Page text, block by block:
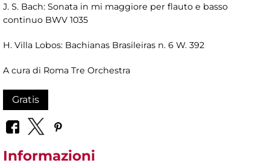
J. S. Bach: Sonata in mi maggiore per flauto e basso
continuo BWV 1035
H. Villa Lobos: Bachianas Brasileiras n. 6 W. 392
A cura di Roma Tre Orchestra
Gratis
Informazioni